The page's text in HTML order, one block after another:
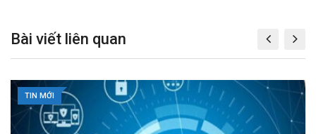
Bài viết liên quan
TIN MỚI